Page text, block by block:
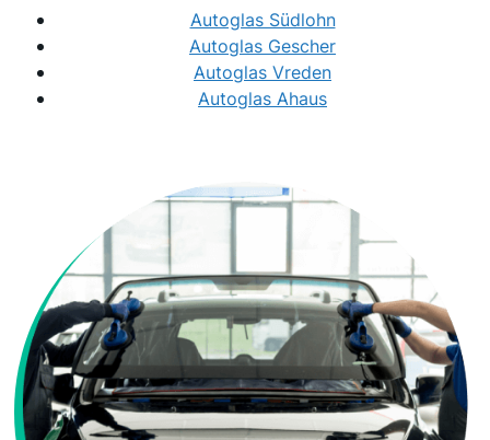
Autoglas Südlohn
Autoglas Gescher
Autoglas Vreden
Autoglas Ahaus